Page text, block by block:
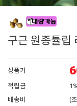
구근 원종튤
상품가
적립금
1%
배송비
(